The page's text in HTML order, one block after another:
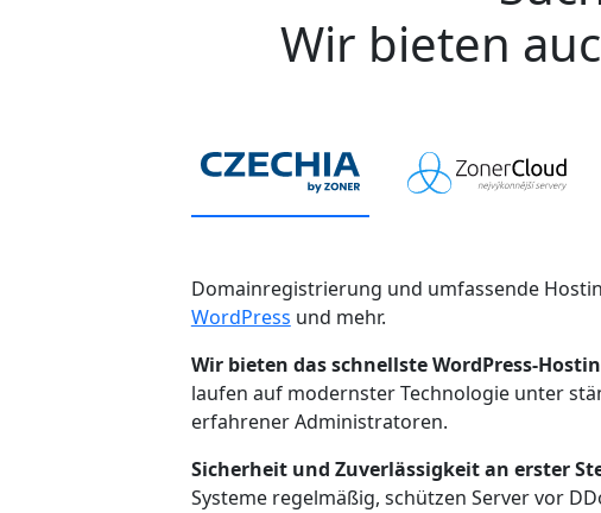
Wir bieten
Domainregistrierung und umfassende
WordPress und mehr.
Wir bieten das schnellste WordPress-
laufen auf modernster Technologie unter
erfahrener Administratoren.
Sicherheit und Zuverlässigkeit an erster
Systeme regelmäßig, schützen Server vor